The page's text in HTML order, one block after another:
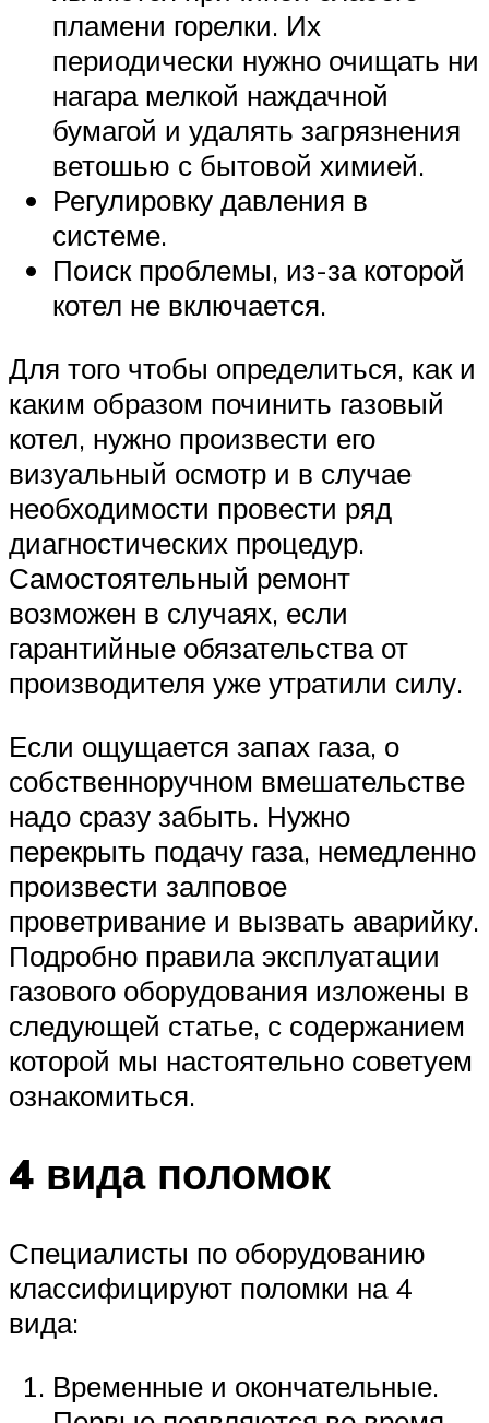
пламени горелки. Их
периодически нужно очищать ни
нагара мелкой наждачной
бумагой и удалять загрязнения
ветошью с бытовой химией.
Регулировку давления в
системе.
Поиск проблемы, из-за которой
котел не включается.
Для того чтобы определиться, как и
каким образом починить газовый
котел, нужно произвести его
визуальный осмотр и в случае
необходимости провести ряд
диагностических процедур.
Самостоятельный ремонт
возможен в случаях, если
гарантийные обязательства от
производителя уже утратили силу.
Если ощущается запах газа, о
собственноручном вмешательстве
надо сразу забыть. Нужно
перекрыть подачу газа, немедленно
произвести залповое
проветривание и вызвать аварийку.
Подробно правила эксплуатации
газового оборудования изложены в
следующей статье, с содержанием
которой мы настоятельно советуем
ознакомиться.
4 вида поломок
Специалисты по оборудованию
классифицируют поломки на 4
вида:
Временные и окончательные.